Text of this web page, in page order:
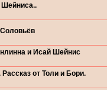
Шейниса..
и Исай Шейнис
от Толи и Бори.